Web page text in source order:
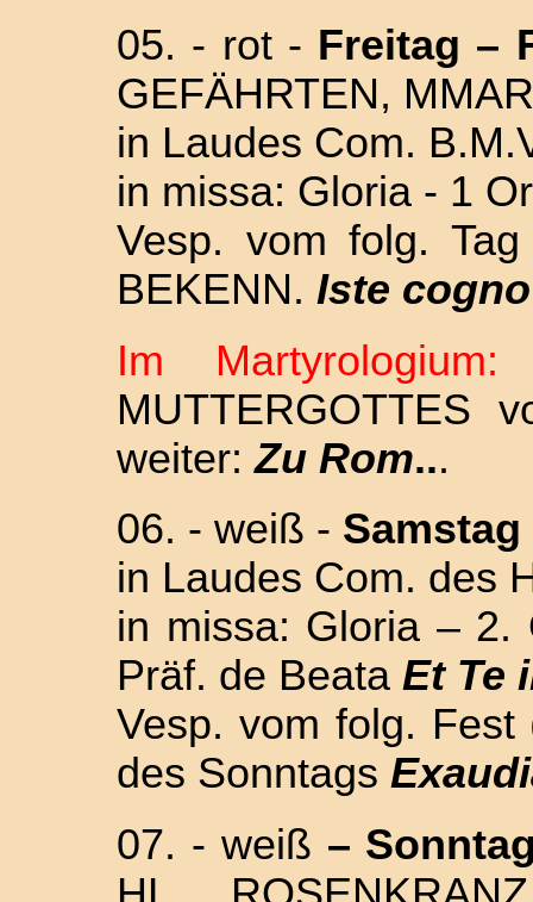
05. - rot - Freitag –
GEFÄHRTEN,
in Laudes Com.
in missa: Gloria - 1
Vesp. vom folg.
BEKENN. Iste
Im Martyrologium:
MUTTERGOTTES
weiter: Zu Rom...
06. - weiß - Samstag
in Laudes Com. des
in missa: Gloria – 2.
Präf. de Beata Et Te
Vesp. vom folg.
des Sonntags
07. - weiß –